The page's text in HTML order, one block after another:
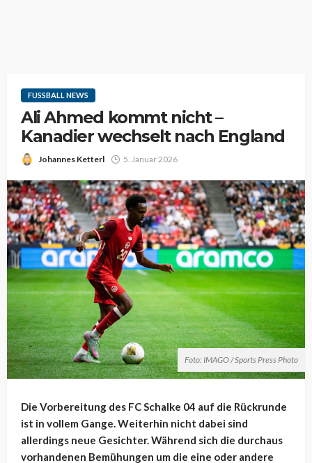
FUSSBALL NEWS
Ali Ahmed kommt nicht –
Kanadier wechselt nach England
Johannes Ketterl 5. Januar 2026
Foto: IMAGO / Sports Press Photo
Die Vorbereitung des FC Schalke 04 auf die Rückrunde
ist in vollem Gange. Weiterhin nicht dabei sind
allerdings neue Gesichter. Während sich die durchaus
vorhandenen Bemühungen um die eine oder andere